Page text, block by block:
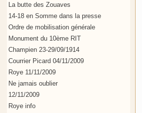
La butte des Zouaves
14-18 en Somme dans la presse
Ordre de mobilisation générale
Monument du 10ème RIT
Champien 23-29/09/1914
Courrier Picard 04/11/2009
Roye 11/11/2009
Ne jamais oublier
12/11/2009
Roye info